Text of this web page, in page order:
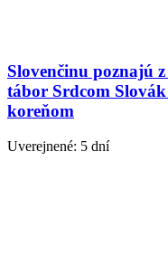
Slovenčinu poznajú
tábor Srdcom
koreňom
Uverejnené: 5 dní